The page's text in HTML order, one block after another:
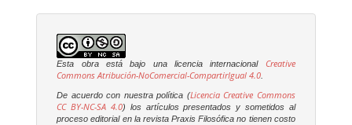
Esta obra está bajo una licencia internacional
Creative
Commons Atribución-NoComercial-CompartirIgual 4.0
De acuerdo con nuestra política (Licencia Creative Commons
CC BY-NC-SA 4.0) los artículos presentados y sometidos al
proceso editorial en la revistaPraxis Filosófica no tienen costo